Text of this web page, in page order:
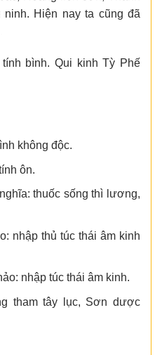
ninh. Hiện nay ta cũng đã
bình. Qui kinh Tỳ Phế
không độc.
ôn.
thuốc sống thì lương,
nhập thủ túc thái âm kinh
nhập túc thái âm kinh.
tham tây lục, Sơn dược